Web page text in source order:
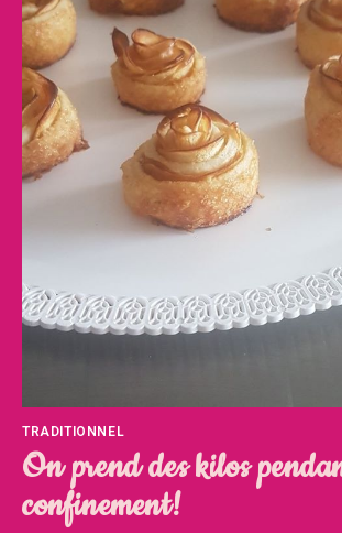
TRADITIONNEL
On prend des kilos
confinement!